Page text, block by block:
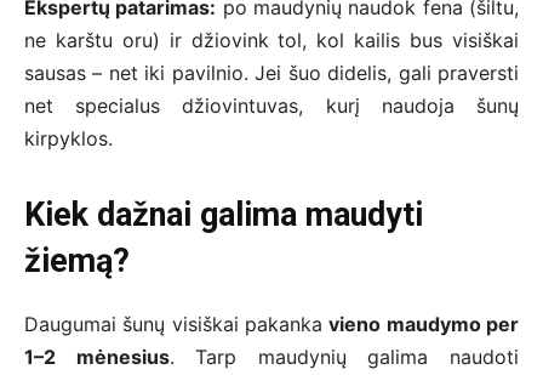
Ekspertų patarimas: po maudynių naudok fena (šiltu,
ne karštu oru) ir džiovink tol, kol kailis bus visiškai
sausas – net iki pavilnio. Jei šuo didelis, gali praversti
net specialus džiovintuvas, kurį naudoja šunų
kirpyklos.
Kiek dažnai galima maudyti
žiemą?
Daugumai šunų visiškai pakankavieno maudymo per
1–2 mėnesius. Tarp maudynių galima naudoti